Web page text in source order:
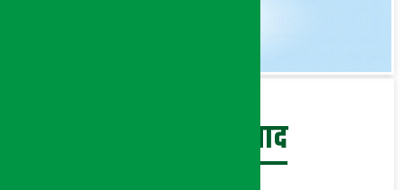
बेथिति मुर्दाबाद